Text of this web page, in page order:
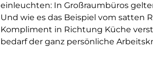
einleuchten: In Großraumbüros
Und wie es das Beispiel vom satten
Kompliment in Richtung Küche
bedarf der ganz persönliche